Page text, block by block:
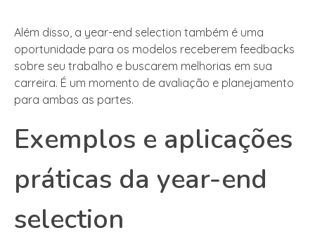
Além disso, a year-end selection também é uma
oportunidade para os modelos receberem feedbacks
sobre seu trabalho e buscarem melhorias em sua
carreira. É um momento de avaliação e planejamento
para ambas as partes.
Exemplos e aplicações
práticas da year-end
selection